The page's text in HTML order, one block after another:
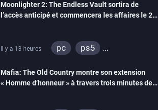
Moonlighter 2: The Endless Vault sortira de
l’accès anticipé et commencera les affaires le 2
Il y a 13 heures pc
ps5
Mafia: The Old Country montre son extension
« Homme d’honneur » à travers trois minutes de